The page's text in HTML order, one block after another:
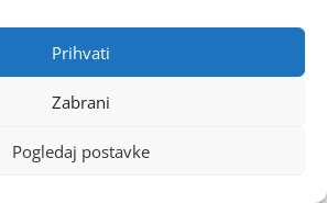
Prihvati
Zabrani
Pogledaj postavke